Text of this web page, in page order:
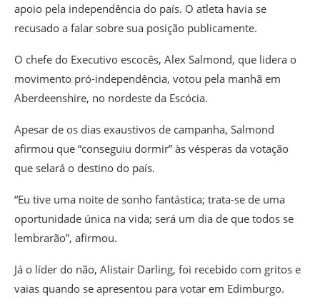
apoio pela independência do país. O atleta havia se
recusado a falar sobre sua posição publicamente.
O chefe do Executivo escocês, Alex Salmond, que lidera o
movimento pró-independência, votou pela manhã em
Aberdeenshire, no nordeste da Escócia.
Apesar de os dias exaustivos de campanha, Salmond
afirmou que “conseguiu dormir” às vésperas da votação
que selará o destino do país.
“Eu tive uma noite de sonho fantástica; trata-se de uma
oportunidade única na vida; será um dia de que todos se
lembrarão”, afirmou.
Já o líder do não, Alistair Darling, foi recebido com gritos e
vaias quando se apresentou para votar em Edimburgo.